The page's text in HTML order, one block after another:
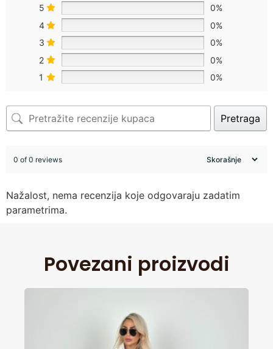
5
0%
4
0%
3
0%
2
0%
1
0%
Pretraga
0 of 0 reviews
Nažalost, nema recenzija koje odgovaraju zadatim
parametrima.
Povezani proizvodi